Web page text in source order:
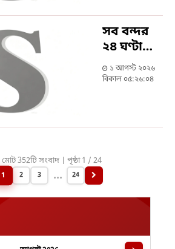
সম্ভব :
প্রধানমন্ত্রী
সব বন্দর
২৪ ঘণ্টা
চালু রাখার
নির্দেশ
১ আগস্ট ২০২৬
বিকাল ০৫:২৬:০৪
352টি সংবাদ | পৃষ্ঠা 1 / 24
1 2 3 ... 24